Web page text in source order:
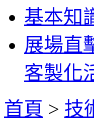
基本知
展場直
客製化
首頁 > 技